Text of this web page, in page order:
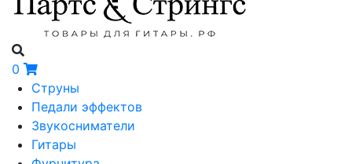
0
Струны
Педали эффектов
Звукосниматели
Гитары